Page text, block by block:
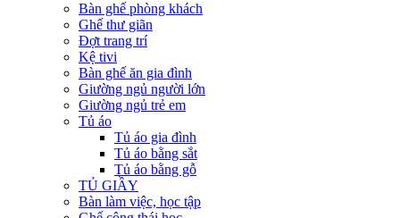
Bàn ghế phòng khách
Ghế thư giãn
Đợt trang trí
Kệ tivi
Bàn ghế ăn gia đình
Giường ngủ người lớn
Giường ngủ trẻ em
Tủ áo
Tủ áo gia đình
Tủ áo bằng sắt
Tủ áo bằng gỗ
TỦ GIẦY
Bàn làm việc, học tập